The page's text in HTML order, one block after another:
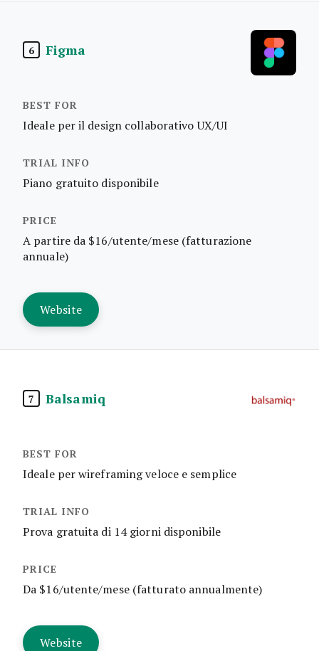
6 Figma
Ideale per il design collaborativo UX/UI
Piano gratuito disponibile
A partire da $16/utente/mese (fatturazione
annuale)
Website
7 Balsamiq
Ideale per wireframing veloce e semplice
Prova gratuita di 14 giorni disponibile
Da $16/utente/mese (fatturato annualmente)
Website